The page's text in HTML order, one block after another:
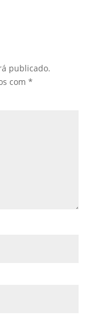
publicado.
com *